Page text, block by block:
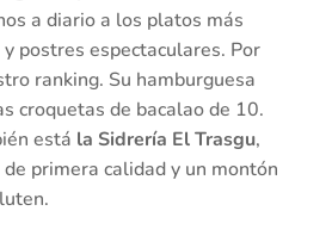
a diario a los platos más
postres espectaculares. Por
ranking. Su hamburguesa
croquetas de bacalao de 10.
está la Sidrería El Trasgu,
primera calidad y un montón